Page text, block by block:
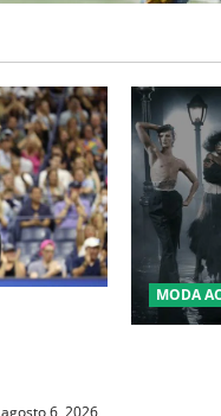
agosto 6, 2026
MODA